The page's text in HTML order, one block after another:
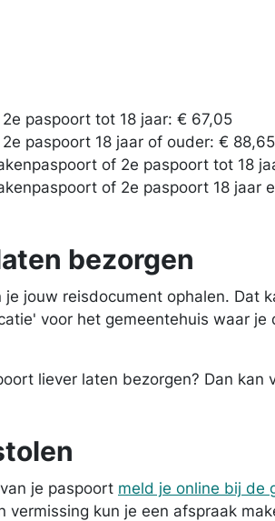
paspoort tot 18 jaar: € 67,05
paspoort 18 jaar of ouder: € 88,65
of 2e paspoort tot 18
of 2e paspoort 18 jaar
bezorgen
je jouw reisdocument ophalen. Dat
voor het gemeentehuis waar je
liever laten bezorgen? Dan kan
je paspoort meld je online bij de
vermissing kun je een afspraak